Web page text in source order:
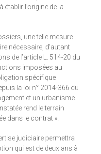
établir l’origine de la
une telle mesure
nécessaire, d’autant
de l’article L. 514-20 du
imposées au
spécifique
la loi n° 2014-366 du
et un urbanisme
rend le terrain
dans le contrat ».
judiciaire permettra
qui est de deux ans à